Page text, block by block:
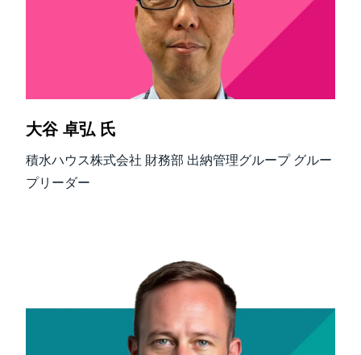
大谷 卓弘 氏
積水ハウス株式会社 財務部 出納管理グループ グルー
プリーダー